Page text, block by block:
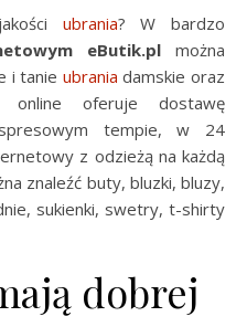
ubrania? W bardzo
eButik.plmożna
i tanie ubrania damskie oraz
online oferuje dostawę
tempie, w 24
z odzieżą na każdą
znaleźć buty, bluzki, bluzy,
sukienki, swetry, t-shirty
dobrej